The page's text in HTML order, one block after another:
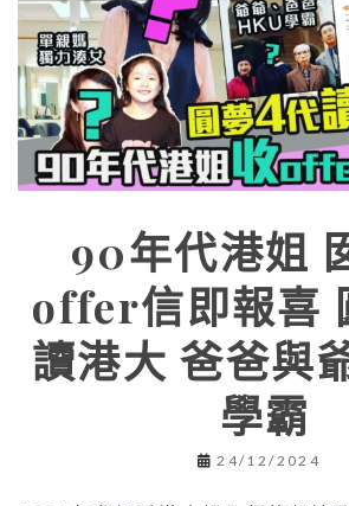
90年代港姐
offer信即報喜
讀港大 爸爸與
學霸
24/12/2024